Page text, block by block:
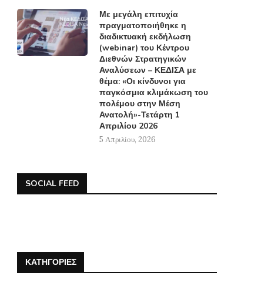
Με μεγάλη επιτυχία
πραγματοποιήθηκε η
διαδικτυακή εκδήλωση
(webinar) του Κέντρου
Διεθνών Στρατηγικών
Αναλύσεων – ΚΕΔΙΣΑ με
θέμα: «Οι κίνδυνοι για
παγκόσμια κλιμάκωση του
πολέμου στην Μέση
Ανατολή»-Τετάρτη 1
Απριλίου 2026
5 Απριλίου, 2026
SOCIAL FEED
ΚΑΤΗΓΟΡΊΕΣ